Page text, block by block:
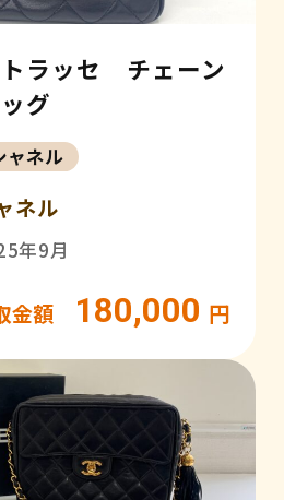
ラッセ チェーン
グ
ャネル
ネル
年9月
金額 180,000 円